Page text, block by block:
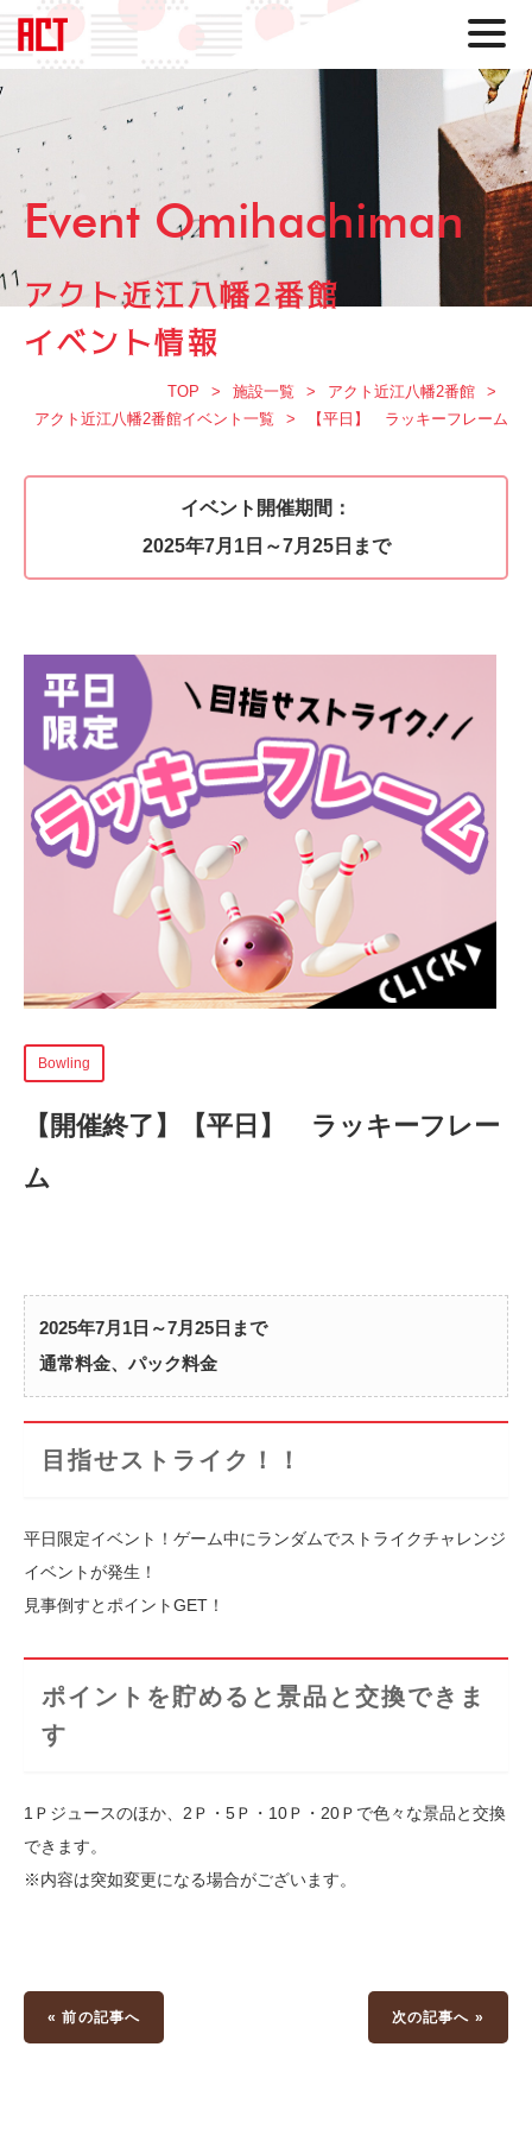
Event Omihachiman
アクト近江八幡2番館
イベント情報
TOP 施設一覧
アクト近江八幡2番館
アクト近江八幡2番館イベント一覧
【平日】 ラッキーフレーム
イベント開催期間：
2025年7月1日～7月25日まで
Bowling
【開催終了】
【平日】 ラッキーフレー
ム
2025年7月1日～7月25日まで
通常料金、パック料金
目指せストライク！！
平日限定イベント！ゲーム中にランダムでストライクチャレンジ
イベントが発生！
見事倒すとポイントGET！
ポイントを貯めると景品と交換できま
す
1Ｐジュースのほか、2Ｐ・5Ｐ・10Ｐ・20Ｐで色々な景品と交換
できます。
※内容は突如変更になる場合がございます。
« 前の記事へ 次の記事へ »